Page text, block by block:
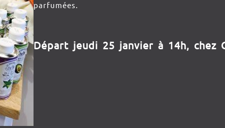
parfumées.
Départ jeudi 25 janvier à 14h, chez